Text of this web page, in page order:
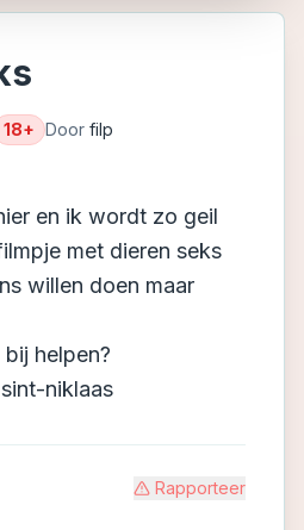
18+ Door filp
en ik wordt zo geil
met dieren seks
willen doen maar
helpen?
niklaas
Rapporteer